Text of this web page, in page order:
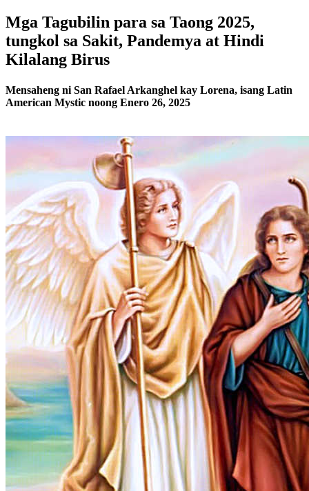
Mga Tagubilin para sa Taong 2025,
tungkol sa Sakit, Pandemya at Hindi
Kilalang Birus
Mensaheng ni San Rafael Arkanghel kay Lorena, isang Latin
American Mystic noong Enero 26, 2025